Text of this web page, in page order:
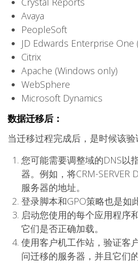
Avaya
PeopleSoft
JD Edwards Enterprise One
Citrix
Apache (Windows only)
WebSphere
Microsoft Dynamics
数据迁移后：
当迁移过程完成后，是时候该验
您可能需要调整域的DNS以
器。例如，将CRM-SERVER
服务器的地址。
登录脚本和GPO策略也是如此
启动您使用的每个应用程序
它们是否正确加载。
使用客户机工作站，验证客
问迁移的服务器，并且它们